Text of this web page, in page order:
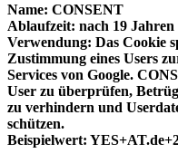
Name: CONSENT
Ablaufzeit: nach 19 Jahren
Verwendung: Das Cookie
Zustimmung eines Users
Services von Google.
User zu überprüfen,
zu verhindern und
schützen.
Beispielwert: